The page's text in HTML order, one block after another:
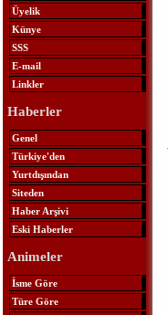
Üyelik
Künye
SSS
E-mail
Linkler
Haberler
Genel
Türkiye'den
Yurtdışından
Siteden
Haber Arşivi
Eski Haberler
Animeler
İsme Göre
Türe Göre